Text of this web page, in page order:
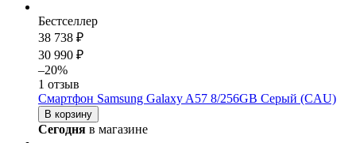
Бестселлер
38 738 ₽
30 990 ₽
–20%
1 отзыв
Смартфон Samsung Galaxy A57 8/256GB Серый (CAU)
В корзину
Сегодня в магазине